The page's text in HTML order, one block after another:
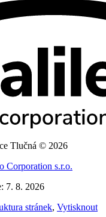
Tlučná © 2026
Corporation s.r.o.
7. 8. 2026
stránek, Vytisknout